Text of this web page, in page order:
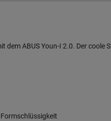
ABUS Youn-I 2.0. Der coole